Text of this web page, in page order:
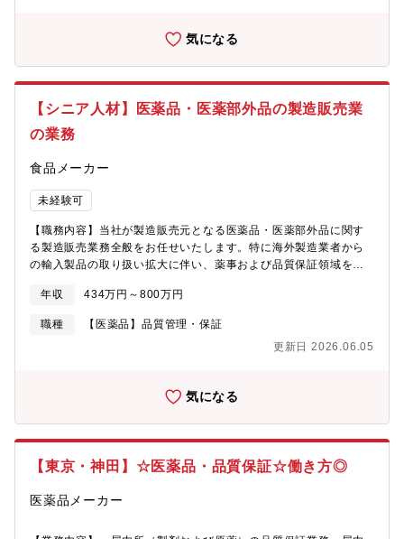
サポートを提供できる環境です。情報共有や協力体制が整ってい
販など様々な業界に幅広い製造実績があり、３0年の培われたノウ
ていきます。ボーダレスで、新しい分野の製品の開発を行い、時
団です。モノづくりへの情熱とスピード感を持ち、主体的に動い
ていただける方を募集いたします。
気になる
【シニア人材】医薬品・医薬部外品の製造販売業
の業務
食品メーカー
未経験可
【職務内容】当社が製造販売元となる医薬品・医薬部外品に関す
る製造販売業務全般をお任せいたします。特に海外製造業者から
の輸入製品の取り扱い拡大に伴い、薬事および品質保証領域を中
ける品質保証業務全般・海外製造業者が製造した医薬品・医薬部
外品に関する薬事申請書類の作成・管理・製造販売業に関する業
許可の更新申請および各種変更届出の作成・提出・外国製造業者
認定に関する申請・変更手続き対応・国内委託製造業者との薬事
（英語の読み書きが可能であれば可）【組織構成】品質保証部14
拡大に伴い、製造販売業における体制強化を目的として、実務者
年収 434万円～800万円
職種
【医薬品】品質管理・保証
更新日 2026.06.05
気になる
【東京・神田】☆医薬品・品質保証☆働き方◎
医薬品メーカー